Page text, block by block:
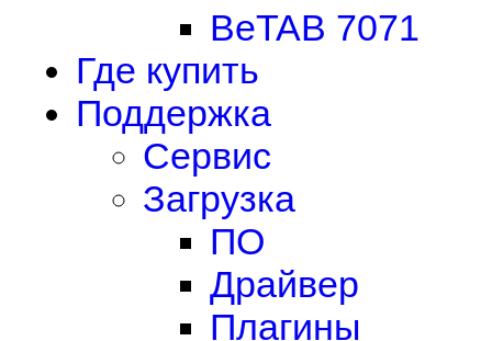
BeTAB 7071
Где купить
Поддержка
Сервис
Загрузка
ПО
Драйвер
Плагины